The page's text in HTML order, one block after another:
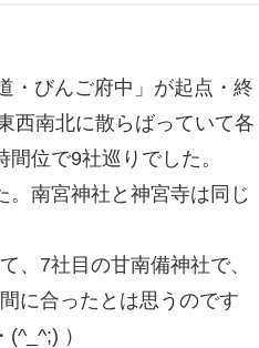
・びんご府中」が起点・終
西南北に散らばっていて各
位で9社巡りでした。
南宮神社と神宮寺は同じ
、7社目の甘南備神社で、
に合ったとは思うのです
）